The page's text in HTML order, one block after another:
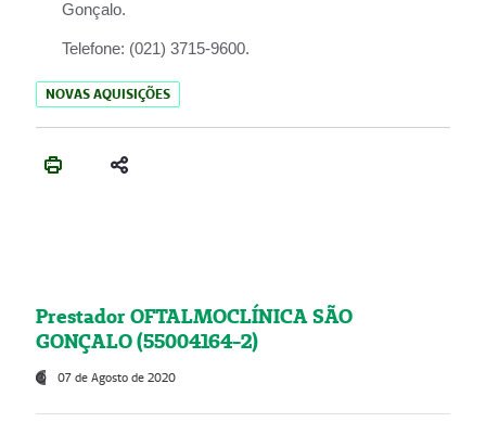
Gonçalo.
Telefone: (021) 3715-9600.
NOVAS AQUISIÇÕES
Prestador OFTALMOCLÍNICA SÃO
GONÇALO (55004164-2)
07 de Agosto de 2020